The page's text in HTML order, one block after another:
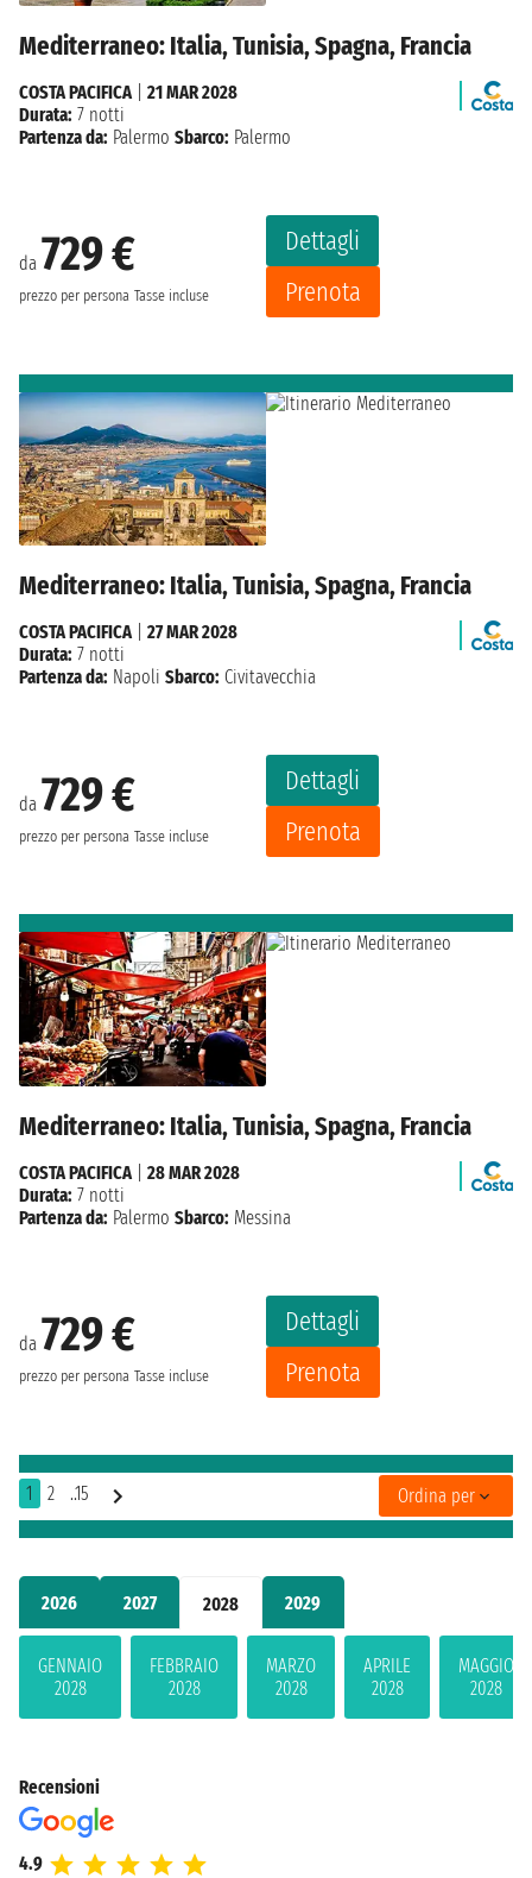
2026 2027 2028 2029
GENNAIO
2028
FEBBRAIO
2028
MARZO
2028
APRILE
2028
MAGGIO
2028
Mediterraneo: Italia, Tunisia, Spagna, Francia
da 729 €
prezzo per persona Tasse incluse
Dettagli
Prenota
COSTA PACIFICA
21 MAR 2028
Durata: 7 notti
Partenza da: Palermo Sbarco: Palermo
Mediterraneo: Italia, Tunisia, Spagna, Francia
da 729 €
prezzo per persona Tasse incluse
Dettagli
Prenota
COSTA PACIFICA| 27 MAR 2028
Durata: 7 notti
Partenza da: Napoli Sbarco: Civitavecchia
Mediterraneo: Italia, Tunisia, Spagna, Francia
da 729 €
prezzo per persona Tasse incluse
Dettagli
Prenota
COSTA PACIFICA
28 MAR 2028
Durata: 7 notti
Partenza da: Palermo Sbarco: Messina
1 2 ..15 Ordina per
Recensioni
4.9